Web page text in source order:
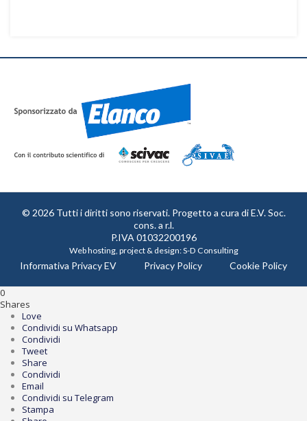
© 2026 Tutti i diritti sono riservati. Progetto a cura diE.V. Soc.
cons. a r.l.
P.IVA 01032200196
Web hosting, project & design:S-D Consulting
Informativa Privacy EV Privacy Policy Cookie Policy
0
Shares
Love
Condividi su Whatsapp
Condividi
Tweet
Share
Condividi
Email
Condividi su Telegram
Stampa